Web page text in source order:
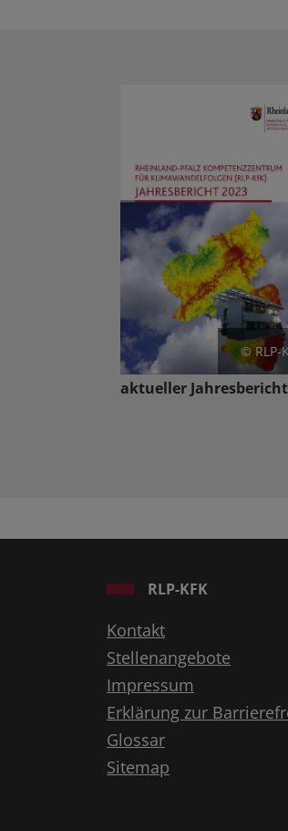
© RLP-
aktueller Jahresbericht
RLP-KFK
Kontakt
Stellenangebote
Impressum
Erklärung zur
Glossar
Sitemap